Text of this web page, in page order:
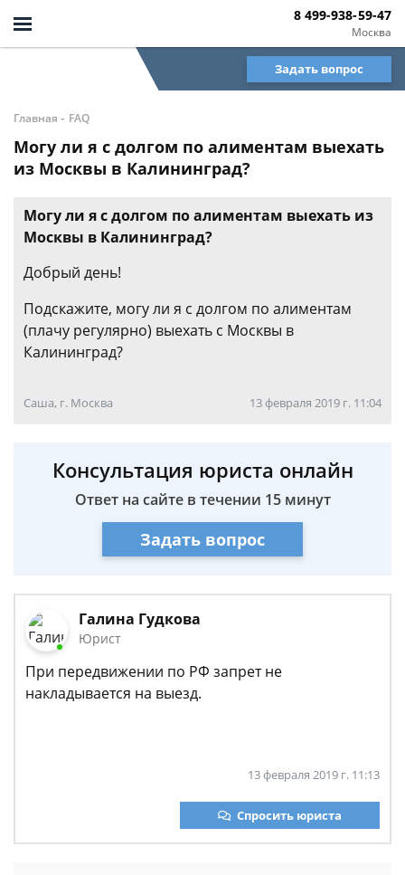
Москва
8 499-938-59-47
Задать вопрос
Главная - FAQ
Могу ли я с долгом по алиментам выехать
из Москвы в Калининград?
Могу ли я с долгом по алиментам выехать из
Москвы в Калининград?
Добрый день!
Подскажите, могу ли я с долгом по алиментам
(плачу регулярно) выехать с Москвы в
Калининград?
Саша, г. Москва 13 февраля 2019 г. 11:04
Консультация юриста онлайн
Ответ на сайте в течении 15 минут
Задать вопрос
Галина Гудкова
Юрист
При передвижении по РФ запрет не
накладывается на выезд.
13 февраля 2019 г. 11:13
Спросить юриста